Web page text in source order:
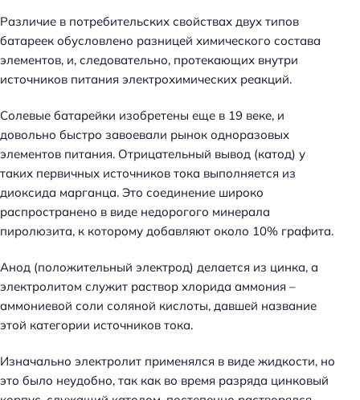
Различие в потребительских свойствах двух типов
батареек обусловлено разницей химического состава
элементов, и, следовательно, протекающих внутри
источников питания электрохимических реакций.
Солевые батарейки изобретены еще в 19 веке, и
довольно быстро завоевали рынок одноразовых
элементов питания. Отрицательный вывод (катод) у
таких первичных источников тока выполняется из
диоксида марганца. Это соединение широко
распространено в виде недорогого минерала
пиролюзита, к которому добавляют около 10% графита.
Анод (положительный электрод) делается из цинка, а
электролитом служит раствор хлорида аммония –
аммониевой соли соляной кислоты, давшей название
этой категории источников тока.
Изначально электролит применялся в виде жидкости, но
это было неудобно, так как во время разряда цинковый